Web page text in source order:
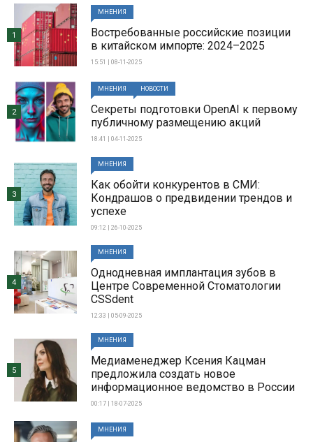
МНЕНИЯ
Востребованные российские позиции
в китайском импорте: 2024–2025
15:51 | 08-11-2025
1
МНЕНИЯ НОВОСТИ
Секреты подготовки OpenAI к первому
публичному размещению акций
18:41 | 04-11-2025
2
МНЕНИЯ
Как обойти конкурентов в СМИ:
Кондрашов о предвидении трендов и
успехе
09:12 | 26-10-2025
3
МНЕНИЯ
Однодневная имплантация зубов в
Центре Современной Стоматологии
CSSdent
12:33 | 05-09-2025
4
МНЕНИЯ
Медиаменеджер Ксения Кацман
предложила создать новое
информационное ведомство в России
00:17 | 18-07-2025
5
МНЕНИЯ